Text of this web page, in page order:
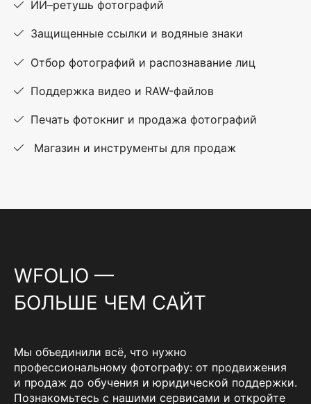
ИИ–ретушь фотографий
Защищенные ссылки и водяные знаки
Отбор фотографий и распознавание лиц
Поддержка видео и RAW-файлов
Печать фотокниг и продажа фотографий
Магазин и инструменты для продаж
WFOLIO —
БОЛЬШЕ ЧЕМ САЙТ
Мы объединили всё, что нужно
профессиональному фотографу: от продвижения
и продаж до обучения и юридической поддержки.
Познакомьтесь с нашими сервисами и откройте